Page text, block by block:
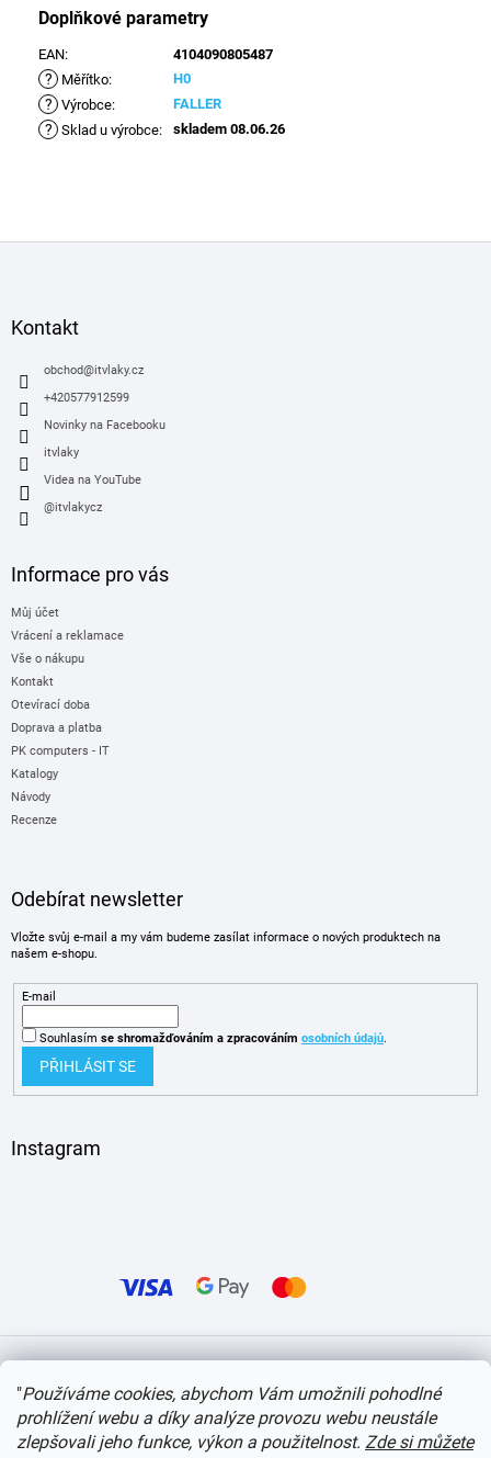
"Používáme cookies, abychom Vám umožnili pohodlné
prohlížení webu a díky analýze provozu webu neustále
zlepšovali jeho funkce, výkon a použitelnost. Zde si můžete
Doplňkové parametry
EAN: 4104090805487
? Měřítko: H0
? Výrobce: FALLER
? Sklad u výrobce: skladem 08.06.26
Kontakt
obchod@itvlaky.cz
+420577912599
Novinky na Facebooku
itvlaky
Videa na YouTube
@itvlakycz
Informace pro vás
Můj účet
Vrácení a reklamace
Vše o nákupu
Kontakt
Otevírací doba
Doprava a platba
PK computers - IT
Katalogy
Návody
Recenze
Odebírat newsletter
Vložte svůj e-mail a my vám budeme zasílat informace o nových produktech na
našem e-shopu.
E-mail
Souhlasím se shromažďováním a zpracováním osobních údajů.
PŘIHLÁSIT SE
Instagram
Copyright 2026itvlaky.cz . Všechna práva vyhrazena. Upravit nastavení cookies